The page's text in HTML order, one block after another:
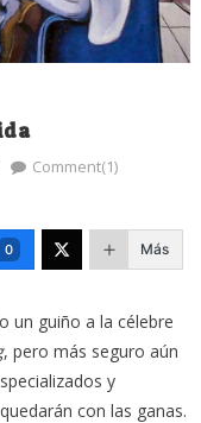
Comment(1)
0 Más
un guiño a la célebre
, pero más seguro aún
y
con las ganas.